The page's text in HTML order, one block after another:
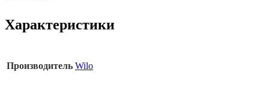
Характеристики
Производитель Wilo